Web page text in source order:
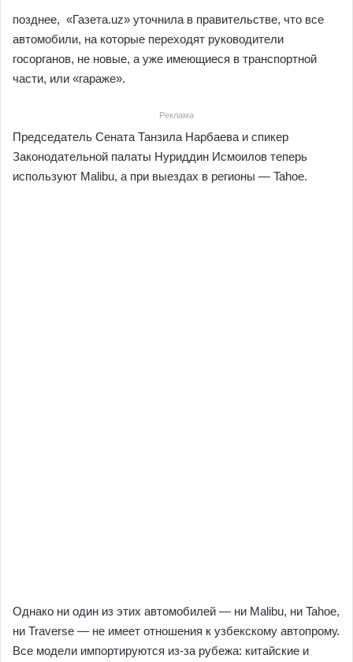
позднее, «Газета.uz» уточнила в правительстве, что все
автомобили, на которые переходят руководители
госорганов, не новые, а уже имеющиеся в транспортной
части, или «гараже».
Реклама
Председатель Сената Танзила Нарбаева и спикер
Законодательной палаты Нуриддин Исмоилов теперь
используют Malibu, а при выездах в регионы — Tahoe.
Однако ни один из этих автомобилей — ни Malibu, ни Tahoe,
ни Traverse — не имеет отношения к узбекскому автопрому.
Все модели импортируются из-за рубежа: китайские и